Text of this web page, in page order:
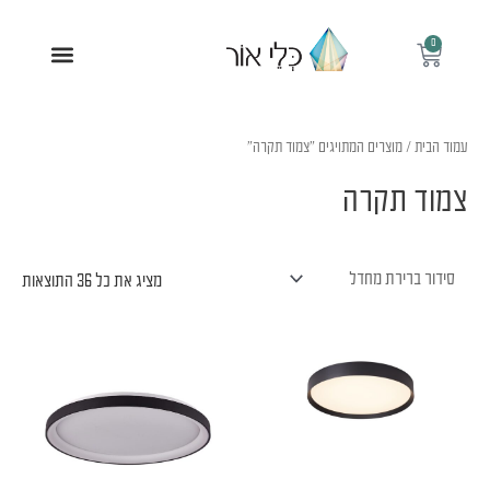
0
עגלת
תפריט
עמוד הבית / מוצרים המתויגים “צמוד תקרה”
צמוד תקרה
מציג את כל 36 התוצאות
זה
יש